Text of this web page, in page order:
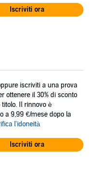
Iscriviti ora
iscriviti a una prova
ottenere il 30% di sconto
Il rinnovo è
a 9,99 €/mese dopo la
l'idoneità
Iscriviti ora